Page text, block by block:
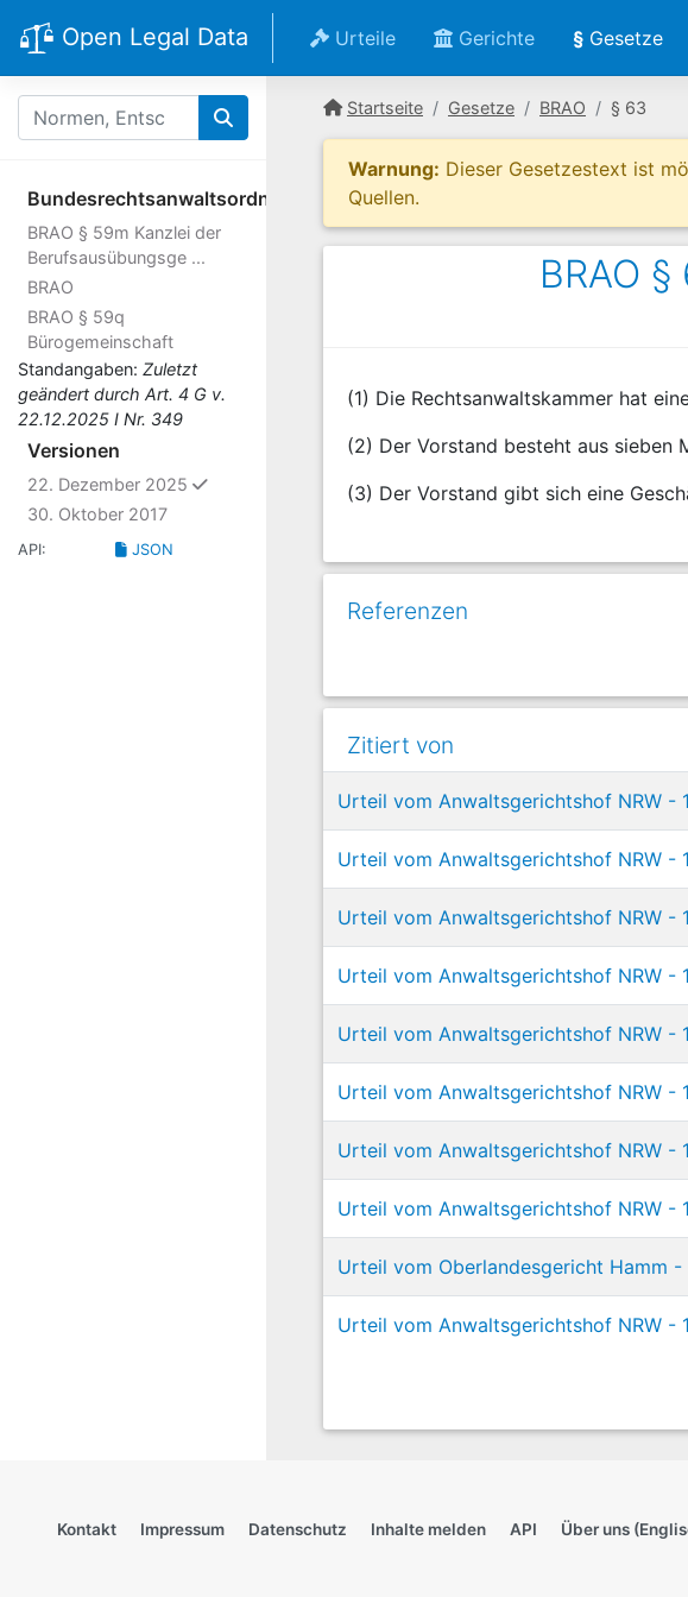
Open Legal Data Urteile Gerichte § Gesetze
Bundesrechtsanwaltsordnung
BRAO § 59m Kanzlei der
Berufsausübungsge ...
BRAO
BRAO § 59q
Bürogemeinschaft
Standangaben: Zuletzt
geändert durch Art. 4 G v.
22.12.2025 I Nr. 349
Versionen
22. Dezember 2025
ausgewählt
30. Oktober 2017
API: JSON
Startseite Gesetze BRAO § 63
Warnung: Dieser Gesetzestext ist
Quellen.
BRAO
(1) Die Rechtsanwaltskammer hat
(2) Der Vorstand besteht aus sieben
(3) Der Vorstand gibt sich eine
Referenzen
Zitiert von
Urteil vom Anwaltsgerichtshof NRW -
Urteil vom Anwaltsgerichtshof NRW -
Urteil vom Anwaltsgerichtshof NRW -
Urteil vom Anwaltsgerichtshof NRW -
Urteil vom Anwaltsgerichtshof NRW -
Urteil vom Anwaltsgerichtshof NRW -
Urteil vom Anwaltsgerichtshof NRW -
Urteil vom Anwaltsgerichtshof NRW -
Urteil vom Oberlandesgericht Hamm -
Urteil vom Anwaltsgerichtshof NRW -
Kontakt Impressum Datenschutz Inhalte melden API Über uns